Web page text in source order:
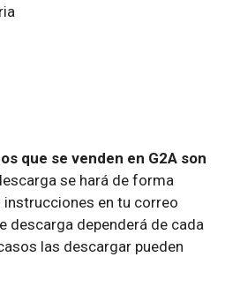
que se venden en G2A son
se hará de forma
instrucciones en tu correo
descarga dependerá de cada
las descargar pueden